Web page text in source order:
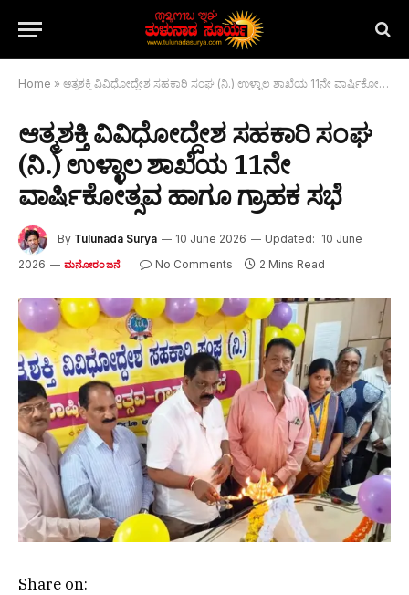
Home » ಆತ್ಮಶಕ್ತಿ ವಿವಿಧೋದ್ದೇಶ ಸಹಕಾರಿ ಸಂಘ (ನಿ.) ಉಳ್ಳಾಲ ಶಾಖೆಯ 11ನೇ ವಾರ್ಷಿಕೋತ್ಸವ ಹಾಗೂ ಗ್ರಾಹಕ ಸಭೆ
ಆತ್ಮಶಕ್ತಿ ವಿವಿಧೋದ್ದೇಶ ಸಹಕಾರಿ ಸಂಘ
(ನಿ.) ಉಳ್ಳಾಲ ಶಾಖೆಯ 11ನೇ
ವಾರ್ಷಿಕೋತ್ಸವ ಹಾಗೂ ಗ್ರಾಹಕ ಸಭೆ
By Tulunada Surya 10 June 2026 Updated: 10 June
2026
ಮನೋರಂಜನೆ No Comments 2 Mins Read
Share on: